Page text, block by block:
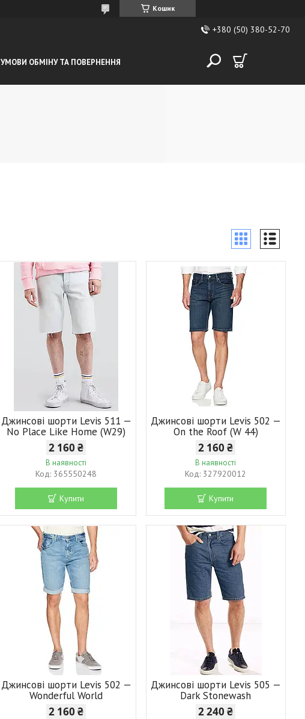
Кошик
+380 (50) 380-52-70
УМОВИ ОБМІНУ ТА ПОВЕРНЕННЯ
Джинсові шорти Levis 511 —
No Place Like Home (W29)
2 160 ₴
В наявності
365550248
Купити
Джинсові шорти Levis 502 —
On the Roof (W 44)
2 160 ₴
В наявності
327920012
Купити
Джинсові шорти Levis 502 —
Wonderful World
2 160 ₴
Джинсові шорти Levis 505 —
Dark Stonewash
2 240 ₴